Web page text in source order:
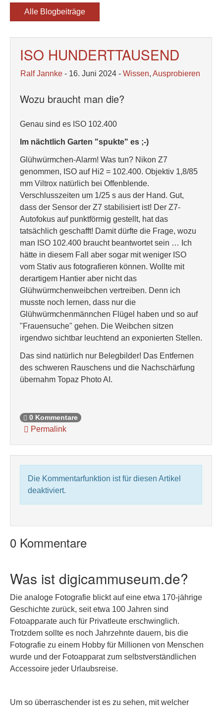
Alle Blogbeiträge
ISO HUNDERTTAUSEND
Ralf Jannke - 16. Juni 2024 - Wissen, Ausprobieren
Wozu braucht man die?
Genau sind es ISO 102.400
Im nächtlich Garten "spukte" es ;-)
Glühwürmchen-Alarm! Was tun? Nikon Z7
genommen, ISO auf Hi2 = 102.400. Objektiv 1,8/85
mm Viltrox natürlich bei Offenblende.
Verschlusszeiten um 1/25 s aus der Hand. Gut,
dass der Sensor der Z7 stabilisiert ist! Der Z7-
Autofokus auf punktförmig gestellt, hat das
tatsächlich geschafft! Damit dürfte die Frage, wozu
man ISO 102.400 braucht beantwortet sein … Ich
hätte in diesem Fall aber sogar mit weniger ISO
vom Stativ aus fotografieren können. Wollte mit
derartigem Hantier aber nicht das
Glühwürmchenweibchen vertreiben. Denn ich
musste noch lernen, dass nur die
Glühwürmchenmännchen Flügel haben und so auf
"Frauensuche" gehen. Die Weibchen sitzen
irgendwo sichtbar leuchtend an exponierten Stellen.
Das sind natürlich nur Belegbilder! Das Entfernen
des schweren Rauschens und die Nachschärfung
übernahm Topaz Photo AI.
0 Kommentare
Permalink
Die Kommentarfunktion ist für diesen Artikel
deaktiviert.
0 Kommentare
Was ist digicammuseum.de?
Die analoge Fotografie blickt auf eine etwa 170-jährige
Geschichte zurück, seit etwa 100 Jahren sind
Fotoapparate auch für Privatleute erschwinglich.
Trotzdem sollte es noch Jahrzehnte dauern, bis die
Fotografie zu einem Hobby für Millionen von Menschen
wurde und der Fotoapparat zum selbstverständlichen
Accessoire jeder Urlaubsreise.
Um so überraschender ist es zu sehen, mit welcher